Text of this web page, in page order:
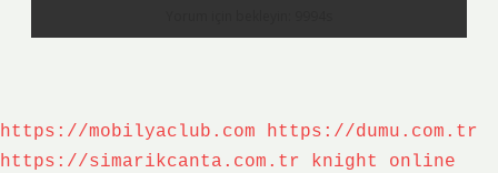
https://mobilyaclub.com
https://dumu.com.tr
https://simarikcanta.com.tr
knight online